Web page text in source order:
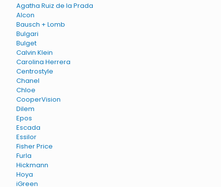
Agatha Ruiz de la Prada
Alcon
Bausch + Lomb
Bulgari
Bulget
Calvin Klein
Carolina Herrera
Centrostyle
Chanel
Chloe
CooperVision
Dilem
Epos
Escada
Essilor
Fisher Price
Furla
Hickmann
Hoya
iGreen